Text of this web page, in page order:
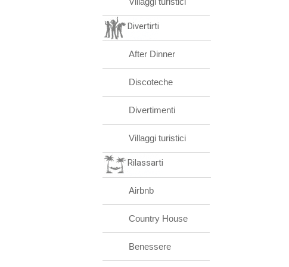
Divertirti
After Dinner
Discoteche
Divertimenti
Villaggi turistici
Rilassarti
Airbnb
Country House
Benessere